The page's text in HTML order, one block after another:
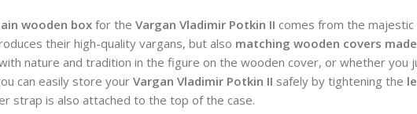
wooden boxfor the Vargan Vladimir Potkin II comes from the majestic
their high-quality vargans, but also matching wooden covers
nature and tradition in the figure on the wooden cover, or whether
can easily store your Vargan Vladimir Potkin II safely by tightening the
strap is also attached to the top of the case.